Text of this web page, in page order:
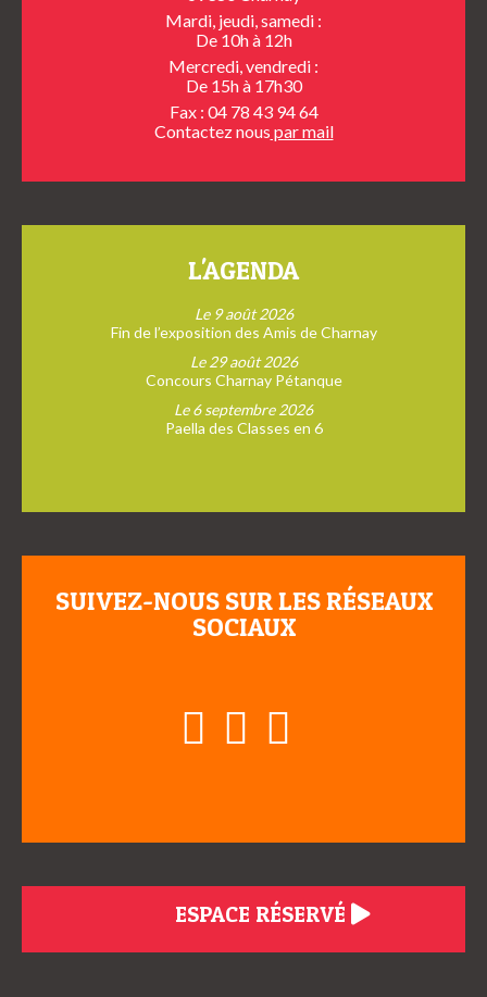
Mardi, jeudi, samedi :
De 10h à 12h
Mercredi, vendredi :
De 15h à 17h30
Fax : 04 78 43 94 64
Contactez nous par mail
L'AGENDA
Le 9 août 2026
Fin de l’exposition des Amis de Charnay
Le 29 août 2026
Concours Charnay Pétanque
Le 6 septembre 2026
Paella des Classes en 6
SUIVEZ-NOUS SUR LES RÉSEAUX
SOCIAUX
ESPACE RÉSERVÉ